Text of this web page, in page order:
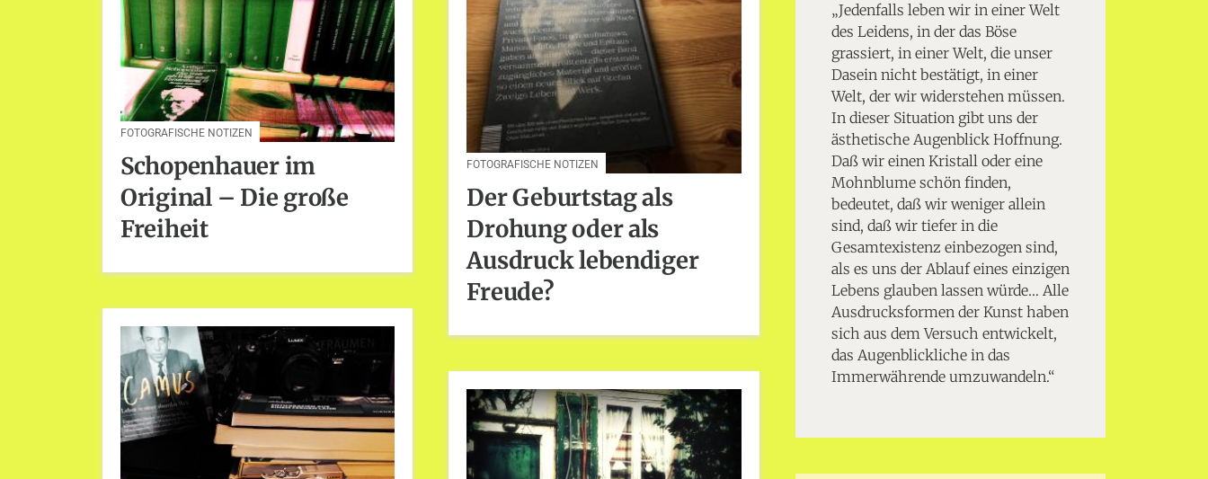
FOTOGRAFISCHE NOTIZEN
Der Geburtstag als
Drohung oder als
Ausdruck lebendiger
Freude?
FOTOGRAFISCHE NOTIZEN
Schopenhauer im
Original – Die große
Freiheit
„Jedenfalls leben wir in einer Welt
des Leidens, in der das Böse
grassiert, in einer Welt, die unser
Dasein nicht bestätigt, in einer
Welt, der wir widerstehen müssen.
In dieser Situation gibt uns der
ästhetische Augenblick Hoffnung.
Daß wir einen Kristall oder eine
Mohnblume schön finden,
bedeutet, daß wir weniger allein
sind, daß wir tiefer in die
Gesamtexistenz einbezogen sind,
als es uns der Ablauf eines einzigen
Lebens glauben lassen würde… Alle
Ausdrucksformen der Kunst haben
sich aus dem Versuch entwickelt,
das Augenblickliche in das
Immerwährende umzuwandeln.“